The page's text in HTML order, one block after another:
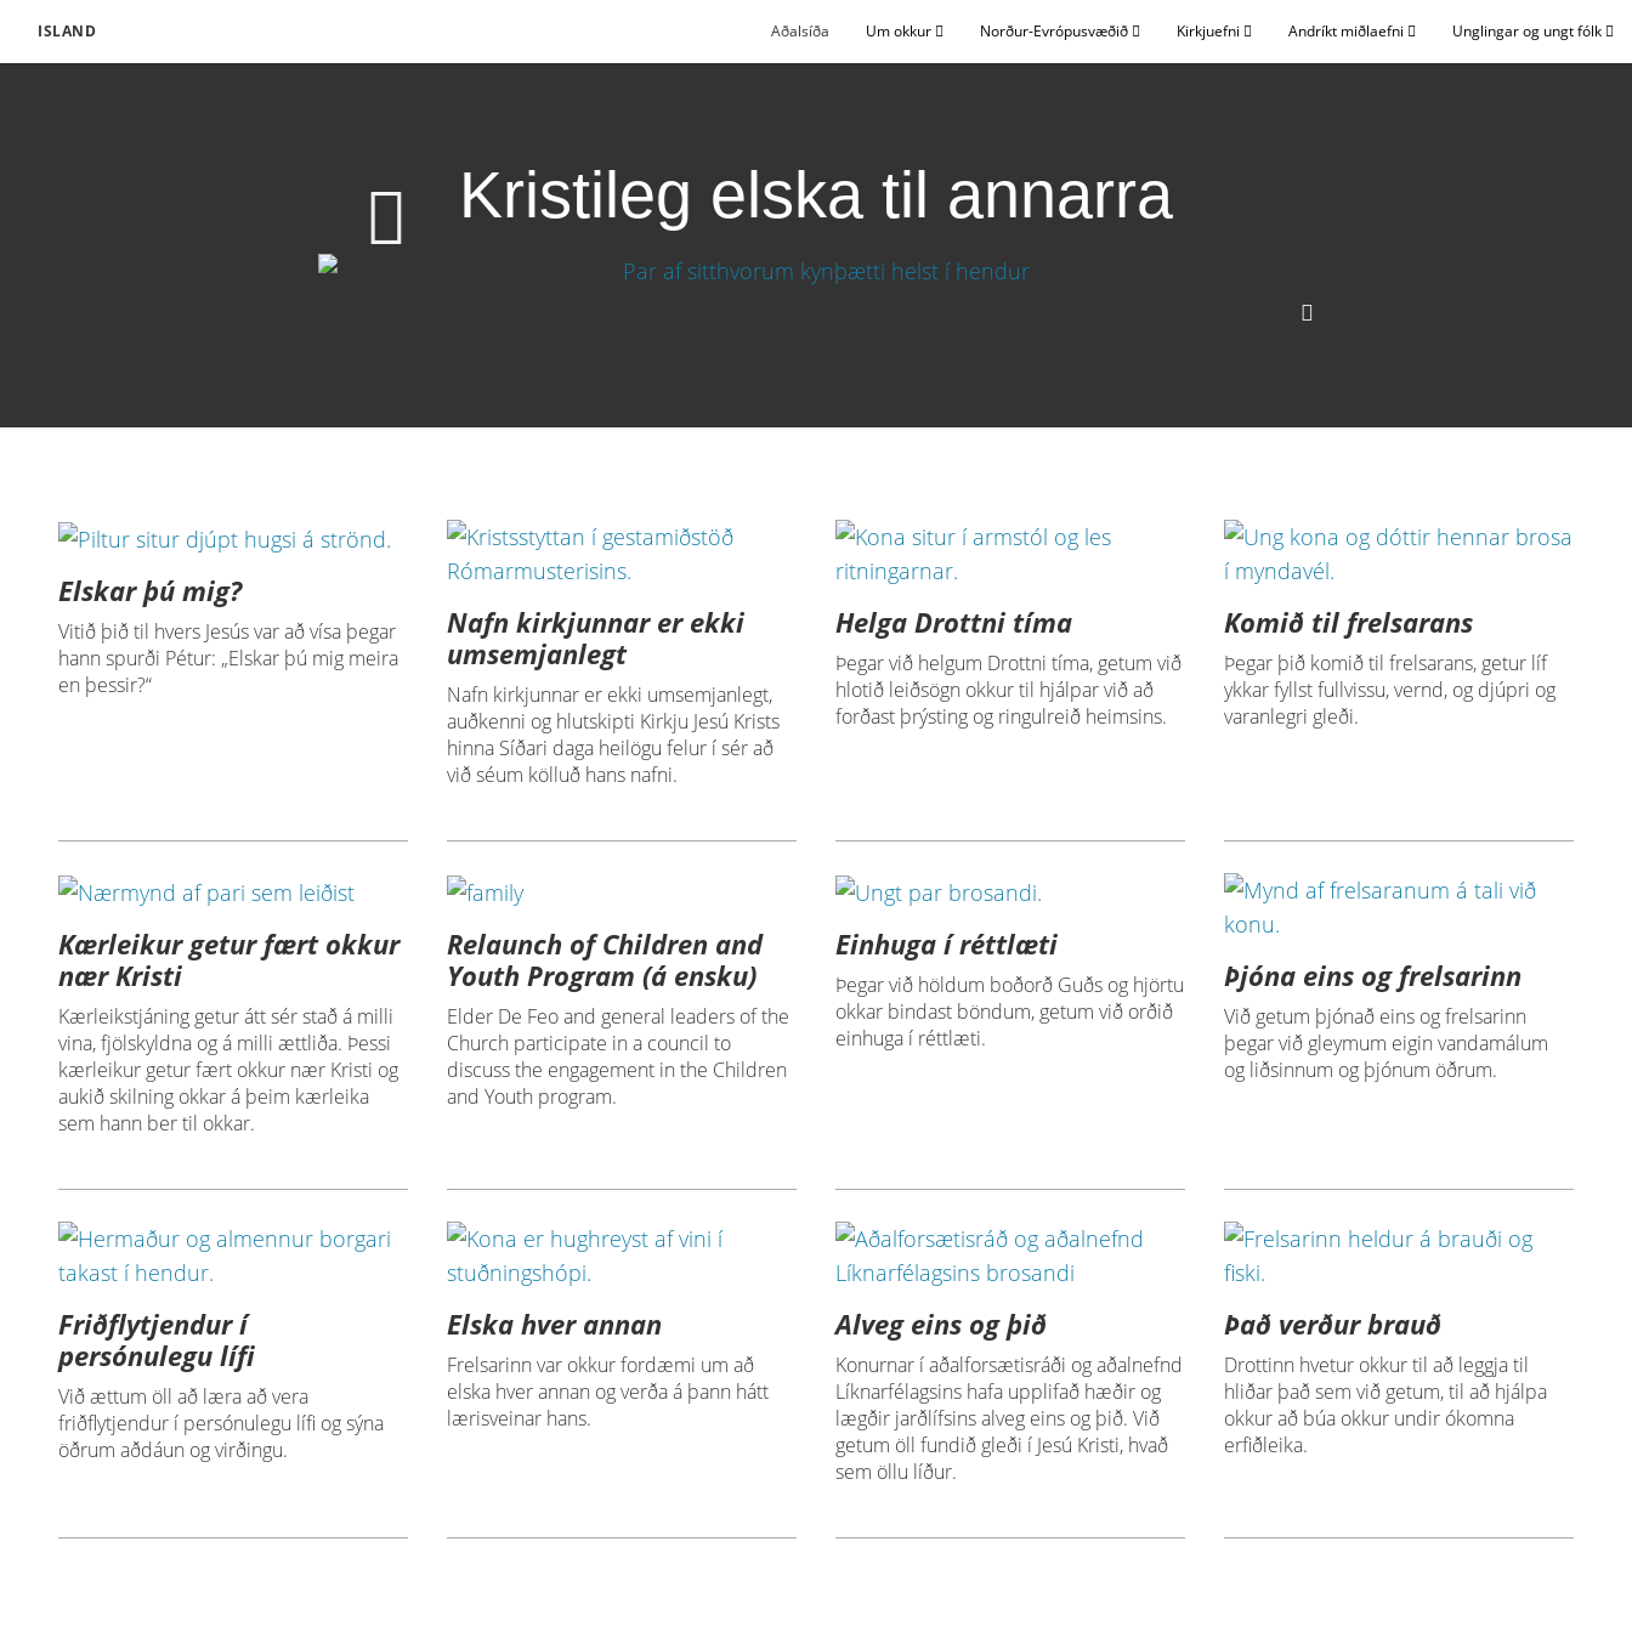
ISLAND Aðalsíða Um okkur Norður-Evrópusvæðið Kirkjuefni Andríkt miðlaefni Unglingar og ungt fólk
Kristileg elska til annarra
Elskar þú mig?
Vitið þið til hvers Jesús var að vísa þegar
hann spurði Pétur: „Elskar þú mig meira
en þessir?“
Nafn kirkjunnar er ekki
umsemjanlegt
Nafn kirkjunnar er ekki umsemjanlegt,
auðkenni og hlutskipti Kirkju Jesú Krists
hinna Síðari daga heilögu felur í sér að
við séum kölluð hans nafni.
Helga Drottni tíma
Þegar við helgum Drottni tíma, getum við
hlotið leiðsögn okkur til hjálpar við að
forðast þrýsting og ringulreið heimsins.
Komið til frelsarans
Þegar þið komið til frelsarans, getur líf
ykkar fyllst fullvissu, vernd, og djúpri og
varanlegri gleði.
Kærleikur getur fært okkur
nær Kristi
Kærleikstjáning getur átt sér stað á milli
vina, fjölskyldna og á milli ættliða. Þessi
kærleikur getur fært okkur nær Kristi og
aukið skilning okkar á þeim kærleika
sem hann ber til okkar.
Relaunch of Children and
Youth Program (á ensku)
Elder De Feo and general leaders of the
Church participate in a council to
discuss the engagement in the Children
and Youth program.
Einhuga í réttlæti
Þegar við höldum boðorð Guðs og hjörtu
okkar bindast böndum, getum við orðið
einhuga í réttlæti.
Þjóna eins og frelsarinn
Við getum þjónað eins og frelsarinn
þegar við gleymum eigin vandamálum
og liðsinnum og þjónum öðrum.
Friðflytjendur í
persónulegu lífi
Við ættum öll að læra að vera
friðflytjendur í persónulegu lífi og sýna
öðrum aðdáun og virðingu.
Elska hver annan
Frelsarinn var okkur fordæmi um að
elska hver annan og verða á þann hátt
lærisveinar hans.
Alveg eins og þið
Konurnar í aðalforsætisráði og aðalnefnd
Líknarfélagsins hafa upplifað hæðir og
lægðir jarðlífsins alveg eins og þið. Við
getum öll fundið gleði í Jesú Kristi, hvað
sem öllu líður.
Það verður brauð
Drottinn hvetur okkur til að leggja til
hliðar það sem við getum, til að hjálpa
okkur að búa okkur undir ókomna
erfiðleika.